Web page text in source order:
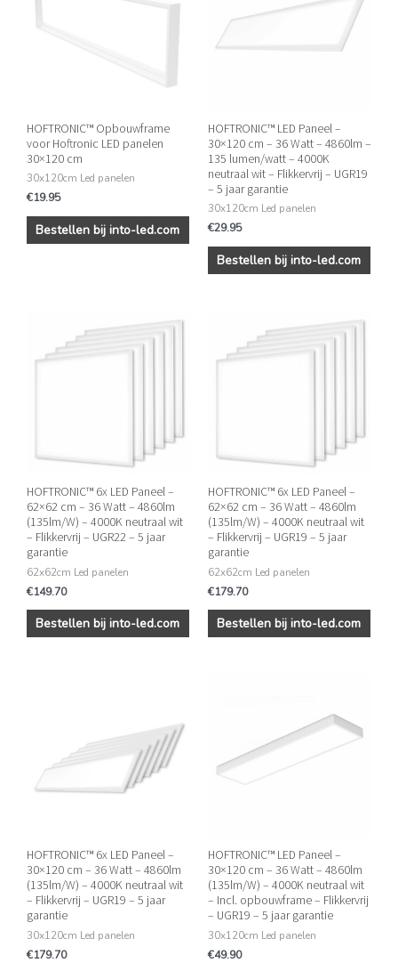
HOFTRONIC™ Opbouwframe
voor Hoftronic LED panelen
30×120 cm
30x120cm Led panelen
€19.95
Bestellen bij into-led.com
HOFTRONIC™ LED Paneel –
30×120 cm – 36 Watt – 4860lm –
135 lumen/watt – 4000K
neutraal wit – Flikkervrij – UGR19
– 5 jaar garantie
30x120cm Led panelen
€29.95
Bestellen bij into-led.com
HOFTRONIC™ 6x LED Paneel –
62×62 cm – 36 Watt – 4860lm
(135lm/W) – 4000K neutraal wit
– Flikkervrij – UGR22 – 5 jaar
garantie
62x62cm Led panelen
€149.70
Bestellen bij into-led.com
HOFTRONIC™ 6x LED Paneel –
62×62 cm – 36 Watt – 4860lm
(135lm/W) – 4000K neutraal wit
– Flikkervrij – UGR19 – 5 jaar
garantie
62x62cm Led panelen
€179.70
Bestellen bij into-led.com
HOFTRONIC™ 6x LED Paneel –
30×120 cm – 36 Watt – 4860lm
(135lm/W) – 4000K neutraal wit
– Flikkervrij – UGR19 – 5 jaar
garantie
30x120cm Led panelen
€179.70
HOFTRONIC™ LED Paneel –
30×120 cm – 36 Watt – 4860lm
(135lm/W) – 4000K neutraal wit
– Incl. opbouwframe – Flikkervrij
– UGR19 – 5 jaar garantie
30x120cm Led panelen
€49.90